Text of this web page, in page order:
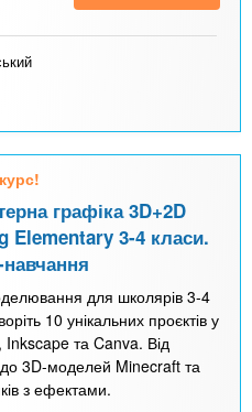
графіка 3D+2D
Elementary 3-4 класи.
для школярів 3-4
10 унікальних проєктів у
та Canva. Від
до 3D-моделей Minecraft та
з ефектами.